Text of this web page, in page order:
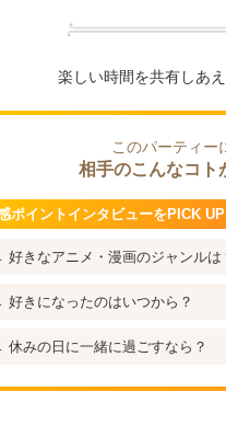
楽しい時間を共有しあ
このパーティー
相手のこんなコト
ポイントインタビューをPICK UP
好きなアニメ・漫画のジャンルは
好きになったのはいつから？
休みの日に一緒に過ごすなら？